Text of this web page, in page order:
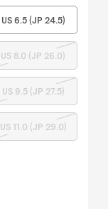
US 6.5 (JP 24.5)
US 8.0 (JP 26.0)
US 9.5 (JP 27.5)
US 11.0 (JP 29.0)